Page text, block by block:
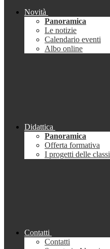
Novità
Panoramica
Le notizie
Calendario eventi
Albo online
Didattica
Panoramica
Offerta formativa
I progetti delle classi
Contatti
Contatti